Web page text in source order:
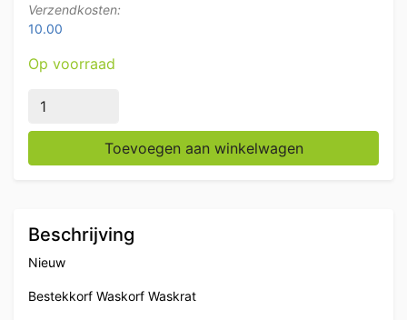
Verzendkosten:
10.00
Op voorraad
Kunststof waskorf waskrat bestekkorf 50 x 50 x 10
Toevoegen aan winkelwagen
Beschrijving
Nieuw
Bestekkorf Waskorf Waskrat